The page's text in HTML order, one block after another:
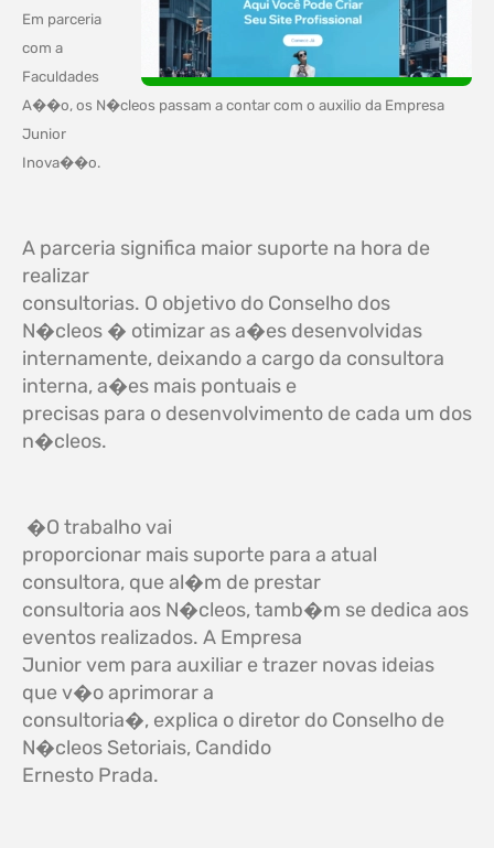
Em parceria
com a
Faculdades
A��o, os N�cleos passam a contar com o auxilio da Empresa
Junior
Inova��o.
A parceria significa maior suporte na hora de
realizar
consultorias. O objetivo do Conselho dos
N�cleos � otimizar as a�es desenvolvidas
internamente, deixando a cargo da consultora
interna, a�es mais pontuais e
precisas para o desenvolvimento de cada um dos
n�cleos.
�O trabalho vai
proporcionar mais suporte para a atual
consultora, que al�m de prestar
consultoria aos N�cleos, tamb�m se dedica aos
eventos realizados. A Empresa
Junior vem para auxiliar e trazer novas ideias
que v�o aprimorar a
consultoria�, explica o diretor do Conselho de
N�cleos Setoriais, Candido
Ernesto Prada.